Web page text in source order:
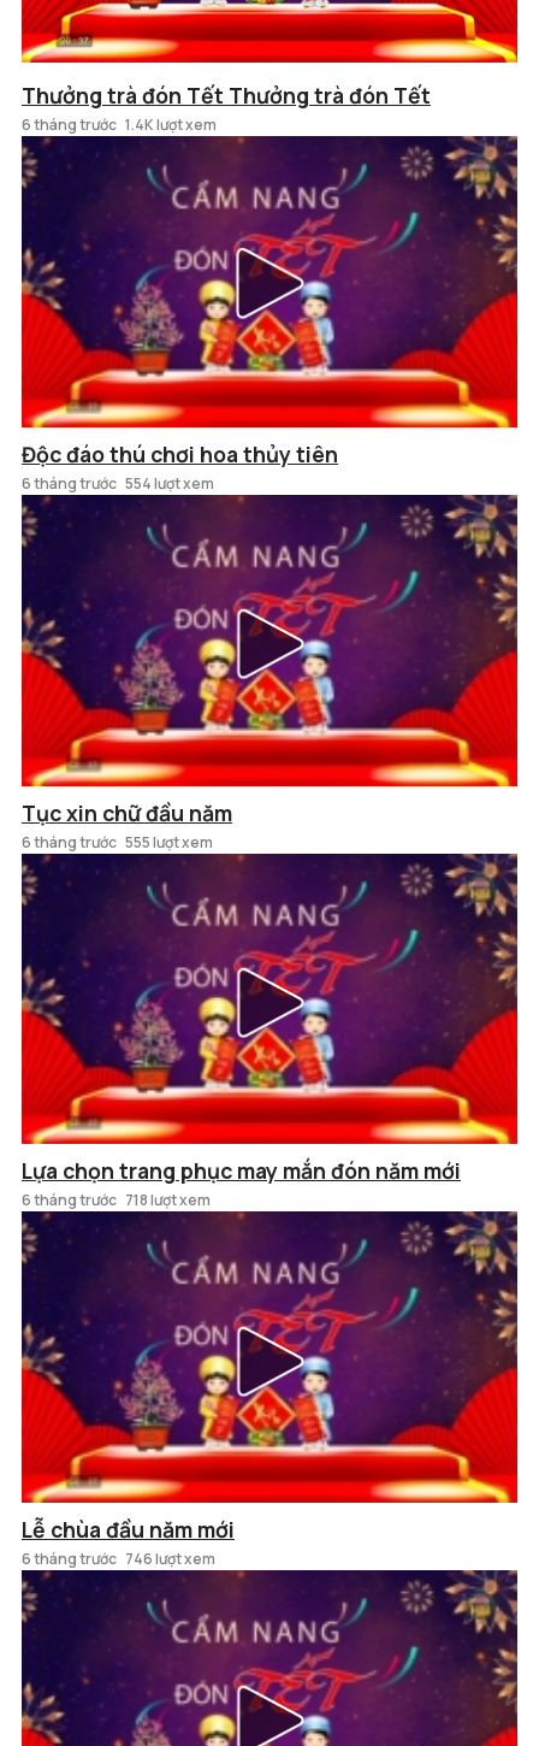
Thưởng trà đón Tết Thưởng trà đón Tết
6 tháng trước 1.4K lượt xem
Độc đáo thú chơi hoa thủy tiên
6 tháng trước 554 lượt xem
Tục xin chữ đầu năm
6 tháng trước 555 lượt xem
Lựa chọn trang phục may mắn đón năm mới
6 tháng trước 718 lượt xem
Lễ chùa đầu năm mới
6 tháng trước 746 lượt xem